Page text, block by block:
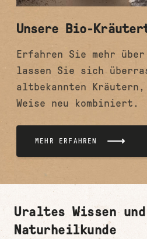
Unsere Bio-
Erfahren Sie mehr über
lassen Sie sich
altbekannten
Weise neu kombiniert.
MEHR ERFAHREN
Uraltes Wissen und
Naturheilkunde